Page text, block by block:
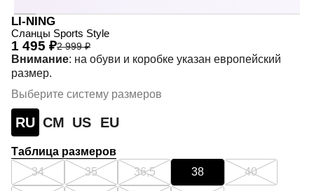
LI-NING
Сланцы Sports Style
2 999 ₽
1 495 ₽
Внимание: на обуви и коробке указан европейский
размер.
Выберите систему размеров
RU СМ US EU
Таблица размеров
34
35 36,5 38 40